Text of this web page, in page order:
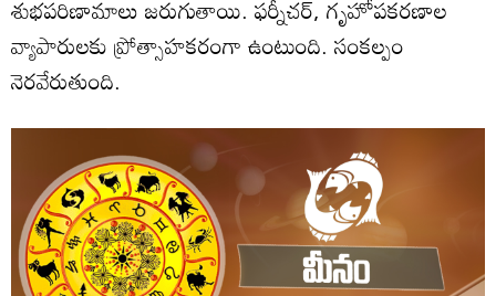
శుభపరిణామాలు జరుగుతాయి. ఫర్నీచర్‌, గృహోపకరణాల
వ్యాపారులకు ప్రోత్సాహకరంగా ఉంటుంది. సంకల్పం
నెరవేరుతుంది.